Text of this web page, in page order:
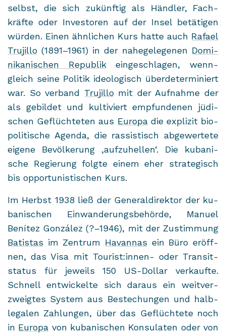
selbst, die sich zu­künf­tig als Händ­ler, Fach­
kräf­te oder In­ves­to­ren auf der Insel be­tä­ti­gen
wür­den. Einen ähn­li­chen Kurs hatte auch Ra­fa­el
Tru­ji­l­lo (1891–1961) in der na­he­ge­le­ge­nen Do­mi­
ni­ka­ni­schen Re­pu­blikein­ge­schla­gen, wenn­
gleich seine Po­li­tik ideo­lo­gisch über­de­ter­mi­niert
war. So ver­band Tru­ji­l­lomit der Auf­nah­me der
als ge­bil­det und kul­ti­viert emp­fun­de­nen jü­di­
schen Ge­flüch­te­ten aus Eu­ro­padie ex­pli­zit bio­
po­li­ti­sche Agen­da, die ras­sis­tisch ab­ge­wer­te­te
ei­ge­ne Be­völ­ke­rung ‚auf­zu­hel­len‘. Die ku­ba­ni­
sche Re­gie­rung folg­te einem eher stra­te­gisch
bis op­por­tu­nis­ti­schen Kurs.
Im Herbst 1938 ließ der Ge­ne­ral­di­rek­tor der ku­
ba­ni­schen Ein­wan­de­rungs­be­hör­de, Ma­nu­el
Benítez González (?–1946), mit der Zu­stim­mung
Ba­tis­tas im Zen­trum Ha­van­nas ein Büro er­öff­
nen, das Visa mit Tou­rist:innen-​ oder Tran­sit­
sta­tus für je­weils 150 US-​Dollar ver­kauf­te.
Schnell ent­wi­ckel­te sich dar­aus ein weit­ver­
zweig­tes Sys­tem aus Be­stechun­gen und halb­
le­ga­len Zah­lun­gen, über das Ge­flüch­te­te noch
in Eu­ro­pa von ku­ba­ni­schen Kon­su­la­ten oder von